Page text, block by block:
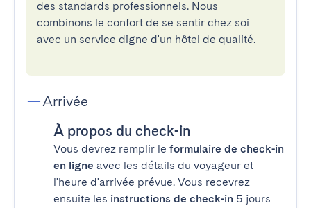
des standards professionnels. Nous
combinons le confort de se sentir chez soi
avec un service digne d'un hôtel de qualité.
Arrivée
À propos du check-in
Vous devrez remplir le formulaire de check-in
en ligne avec les détails du voyageur et
l'heure d'arrivée prévue. Vous recevrez
ensuite les instructions de check-in 5 jours